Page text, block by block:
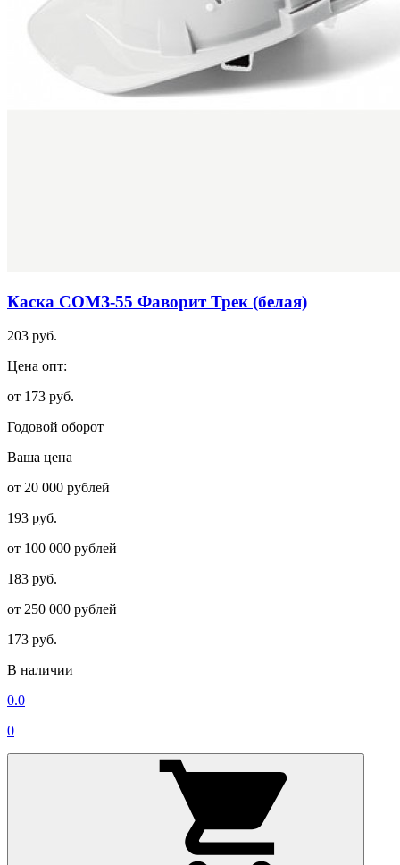
Каска СОМЗ-55 Фаворит Трек (белая)
203 руб.
Цена опт:
от 173 руб.
Годовой оборот
Ваша цена
от 20 000 рублей
193 руб.
от 100 000 рублей
183 руб.
от 250 000 рублей
173 руб.
В наличии
0.0
0